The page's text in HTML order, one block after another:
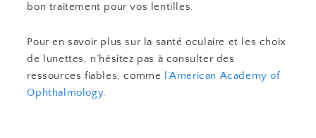
bon traitement pour vos lentilles.
Pour en savoir plus sur la santé oculaire et les choix
de lunettes, n’hésitez pas à consulter des
ressources fiables, comme
l’American Academy of
Ophthalmology.